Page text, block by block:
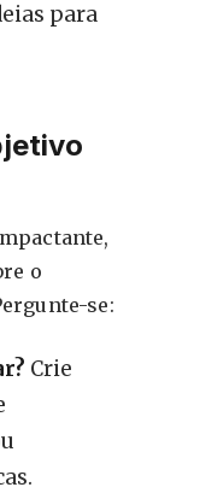
para
o
se:
Crie